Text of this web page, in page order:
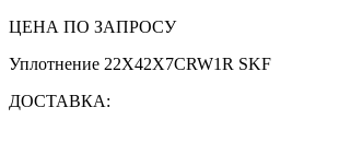
ЦЕНА ПО ЗАПРОСУ
Уплотнение 22X42X7CRW1R SKF
ДОСТАВКА: